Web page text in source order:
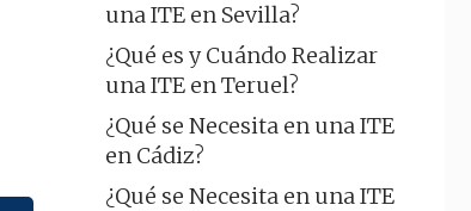
una ITE en Sevilla?
¿Qué es y Cuándo Realizar
una ITE en Teruel?
¿Qué se Necesita en una ITE
en Cádiz?
¿Qué se Necesita en una ITE